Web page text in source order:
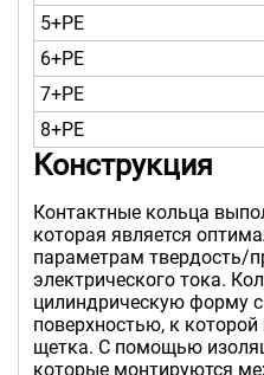
5+PE
6+PE
7+PE
8+PE
Конструкция
Контактные кольца
которая является
параметрам твердость/
электрического тока.
цилиндрическую форму
поверхностью, к
щетка. С помощью
которые монтируются